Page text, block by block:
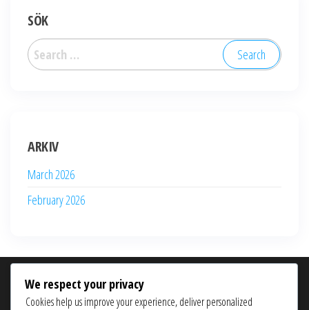
SÖK
Search
for:
ARKIV
March 2026
February 2026
KATEGORIER
We respect your privacy
Cookies help us improve your experience, deliver personalized